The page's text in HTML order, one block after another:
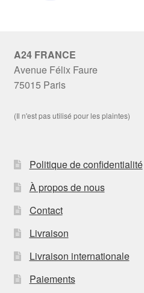
A24 FRANCE
Avenue Félix Faure
75015 Paris
(Il n'est pas utilisé pour les plaintes)
Politique de confidentialité
À propos de nous
Contact
Livraison
Livraison internationale
Paiements